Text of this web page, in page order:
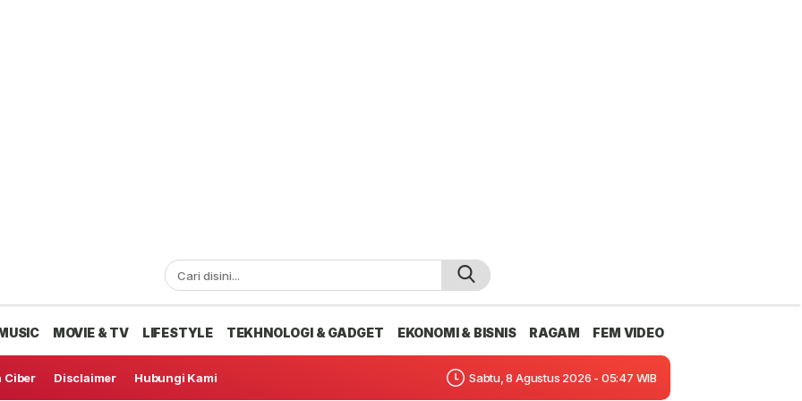
MOVIE & TV LIFESTYLE TEKHNOLOGI & GADGET EKONOMI & BISNIS RAGAM FEM VIDEO
Ciber Disclaimer Hubungi Kami Sabtu, 8 Agustus 2026 - 05:47 WIB